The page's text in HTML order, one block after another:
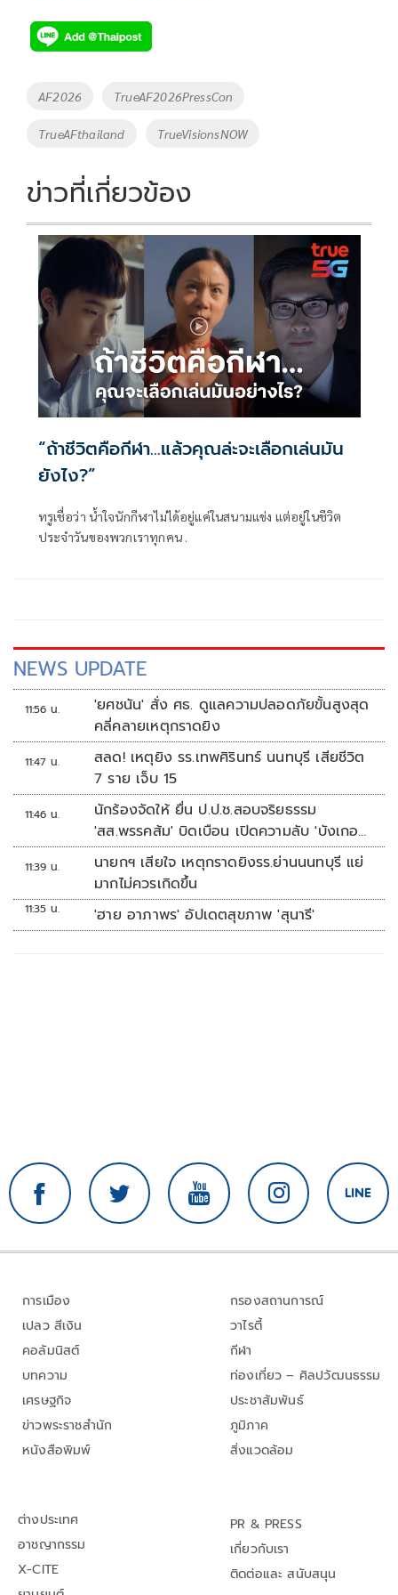
e
b
o
o
k
tt
er
p
y
Li
Tags
AF2026 TrueAF2026PressCon
TrueAFthailand TrueVisionsNOW
ข่าวที่เกี่ยวข้อง
“ถ้าชีวิตคือกีฬา…แล้วคุณล่ะจะเลือกเล่นมัน
ยังไง?”
ทรูเชื่อว่า น้ำใจนักกีฬาไม่ได้อยู่แค่ในสนามแข่ง แต่อยู่ในชีวิต
ประจำวันของพวกเราทุกคน .
NEWS UPDATE
11:56 น.
'ยศชนัน' สั่ง ศธ. ดูแลความปลอดภัยขั้นสูงสุด
คลี่คลายเหตุกราดยิง
11:47 น.
สลด! เหตุยิง รร.เทพศิรินทร์ นนทบุรี เสียชีวิต
7 ราย เจ็บ 15
11:46 น.
นักร้องจัดให้ ยื่น ป.ป.ช.สอบจริยธรรม
'สส.พรรคส้ม' บิดเบือน เปิดความลับ 'บังเกอร์
ทหาร'
11:39 น.
นายกฯ เสียใจ เหตุกราดยิงรร.ย่านนนทบุรี แย่
มากไม่ควรเกิดขึ้น
11:35 น. 'ฮาย อาภาพร' อัปเดตสุขภาพ 'สุนารี'
การเมือง
เปลว สีเงิน
คอลัมนิสต์
บทความ
เศรษฐกิจ
ข่าวพระราชสำนัก
หนังสือพิมพ์
กรองสถานการณ์
วาไรตี้
กีฬา
ท่องเที่ยว – ศิลปวัฒนธรรม
ประชาสัมพันธ์
ภูมิภาค
สิ่งแวดล้อม
ต่างประเทศ
อาชญากรรม
X-CITE
PR & PRESS
เกี่ยวกับเรา
ติดต่อและ สนับสนุน